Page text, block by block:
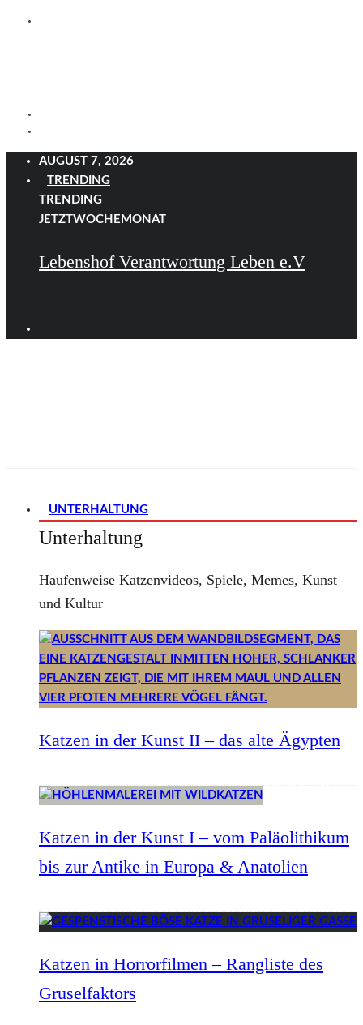
AUGUST 7, 2026
TRENDING
TRENDING
JETZTWOCHE MONAT
Lebenshof Verantwortung Leben e.V
UNTERHALTUNG
Unterhaltung
Haufenweise Katzenvideos, Spiele, Memes, Kunst
und Kultur
Katzen in der Kunst II – das alte Ägypten
Katzen in der Kunst I – vom Paläolithikum
bis zur Antike in Europa & Anatolien
Katzen in Horrorfilmen – Rangliste des
Gruselfaktors